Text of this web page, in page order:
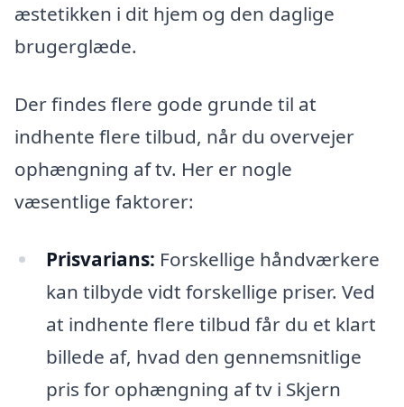
æstetikken i dit hjem og den daglige
brugerglæde.
Der findes flere gode grunde til at
indhente flere tilbud, når du overvejer
ophængning af tv. Her er nogle
væsentlige faktorer:
Prisvarians: Forskellige håndværkere
kan tilbyde vidt forskellige priser. Ved
at indhente flere tilbud får du et klart
billede af, hvad den gennemsnitlige
pris for ophængning af tv i Skjern